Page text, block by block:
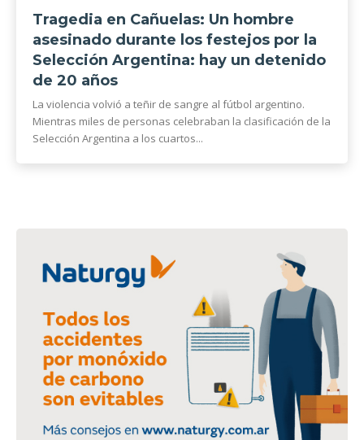
Tragedia en Cañuelas: Un hombre
asesinado durante los festejos por la
Selección Argentina: hay un detenido
de 20 años
La violencia volvió a teñir de sangre al fútbol argentino.
Mientras miles de personas celebraban la clasificación de la
Selección Argentina a los cuartos...